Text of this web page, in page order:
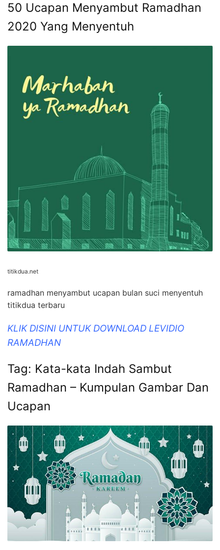
50 Ucapan Menyambut Ramadhan
2020 Yang Menyentuh
titikdua.net
ramadhan menyambut ucapan bulan suci menyentuh
titikdua terbaru
KLIK DISINI UNTUK DOWNLOAD LEVIDIO
RAMADHAN
Tag: Kata-kata Indah Sambut
Ramadhan – Kumpulan Gambar Dan
Ucapan